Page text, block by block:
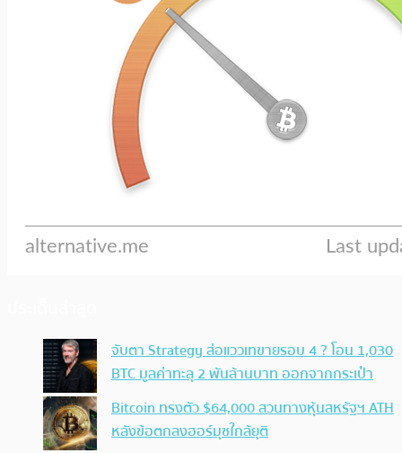
จับตา Strategy ส่อแววเทขายรอบ 4 ? โอน 1,030
BTC มูลค่าทะลุ 2 พันล้านบาท ออกจากกระเป๋า
Bitcoin ทรงตัว $64,000 สวนทางหุ้นสหรัฐฯ ATH
หลังข้อตกลงฮอร์มุซใกล้ยุติ